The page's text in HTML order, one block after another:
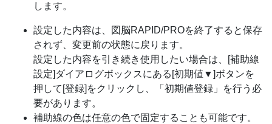
します。
設定した内容は、図脳RAPID/PROを終了すると保存
されず、変更前の状態に戻ります。
設定した内容を引き続き使用したい場合は、[補助線
設定]ダイアログボックスにある[初期値▼]ボタンを
押して[登録]をクリックし、「初期値登録」を行う必
要があります。
補助線の色は任意の色で固定することも可能です。